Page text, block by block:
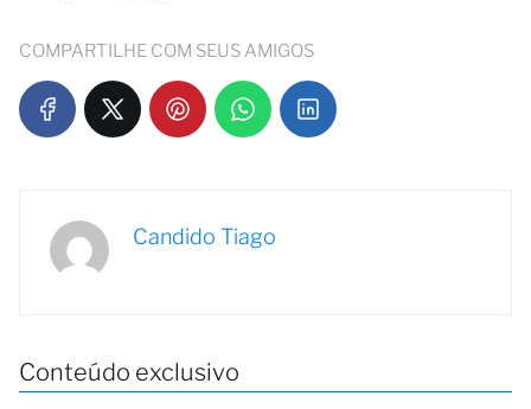
COMPARTILHE COM SEUS AMIGOS
Candido Tiago
Conteúdo exclusivo